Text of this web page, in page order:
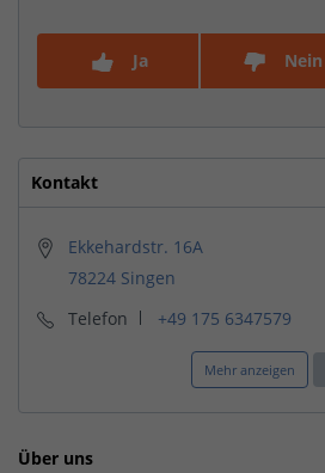
Ja Nein
Kontakt
Ekkehardstr. 16A
78224 Singen
Telefon
+49 175 6347579
Mehr anzeigen
Über uns